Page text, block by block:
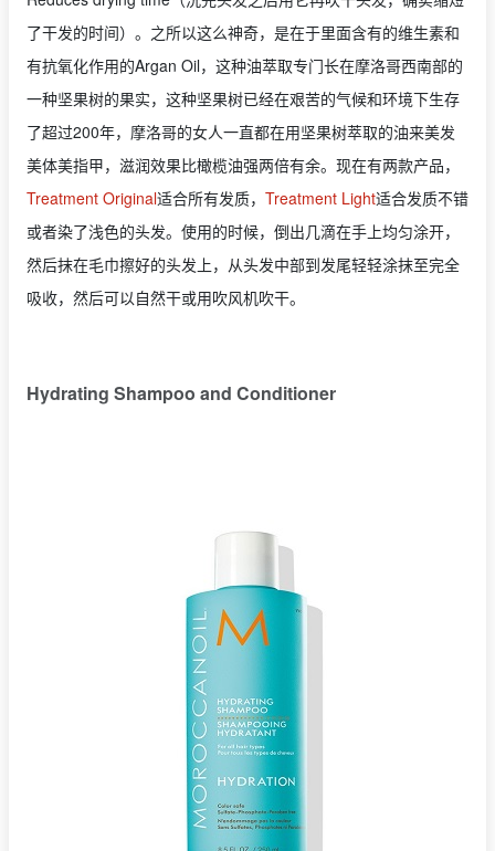
了干发的时间）。之所以这么神奇，是在于里面含有的维生素和
有抗氧化作用的Argan Oil，这种油萃取专门长在摩洛哥西南部的
一种坚果树的果实，这种坚果树已经在艰苦的气候和环境下生存
了超过200年，摩洛哥的女人一直都在用坚果树萃取的油来美发
美体美指甲，滋润效果比橄榄油强两倍有余。现在有两款产品，
Treatment Original适合所有发质， Treatment Light适合发质不错
或者染了浅色的头发。使用的时候，倒出几滴在手上均匀涂开，
然后抹在毛巾擦好的头发上，从头发中部到发尾轻轻涂抹至完全
吸收，然后可以自然干或用吹风机吹干。
Hydrating Shampoo and Conditioner